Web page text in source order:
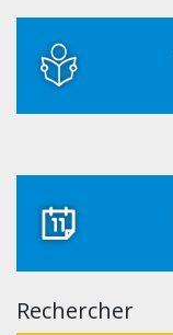
Rechercher